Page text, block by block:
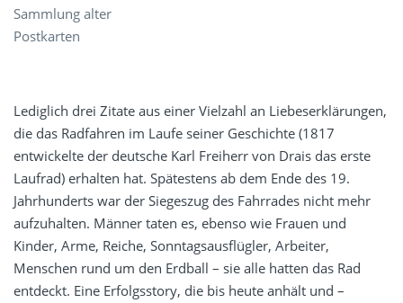
Sammlung alter
Postkarten
Lediglich drei Zitate aus einer Vielzahl an Liebeserklärungen,
die das Radfahren im Laufe seiner Geschichte (1817
entwickelte der deutsche Karl Freiherr von Drais das erste
Laufrad) erhalten hat. Spätestens ab dem Ende des 19.
Jahrhunderts war der Siegeszug des Fahrrades nicht mehr
aufzuhalten. Männer taten es, ebenso wie Frauen und
Kinder, Arme, Reiche, Sonntagsausflügler, Arbeiter,
Menschen rund um den Erdball – sie alle hatten das Rad
entdeckt. Eine Erfolgsstory, die bis heute anhält und –